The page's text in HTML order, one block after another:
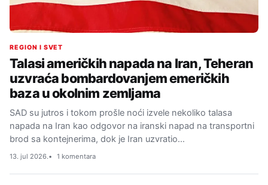
REGION I SVET
Talasi američkih napada na Iran, Teheran
uzvraća bombardovanjem emeričkih
baza u okolnim zemljama
SAD su jutros i tokom prošle noći izvele nekoliko talasa
napada na Iran kao odgovor na iranski napad na transportni
brod sa kontejnerima, dok je Iran uzvratio…
13. jul 2026. 1 komentara